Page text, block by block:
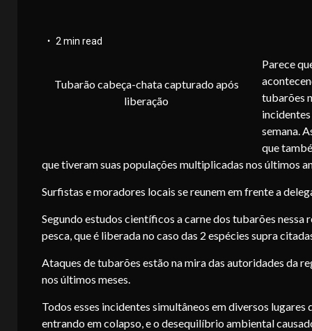
2 min read
Tubarão cabeça-chata capturado após
liberação
Parece
tubarões
semana.
que
que tiveram suas populações multiplicadas nos últimos
Surfistas e moradores locais se reunem em frente a
Segundo estudos científicos a carne dos tubarões
pesca, que é liberada no caso das 2 espécies supra
Ataques de tubarões estão na mira das autoridades da
nos últimos meses.
Todos esses incidentes simultâneos em diversos
entrando em colapso, e o desequilíbrio ambiental